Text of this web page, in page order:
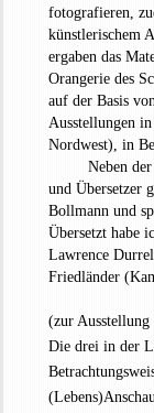
fotografieren,
künstlerischem
ergaben das
Orangerie des
auf der Basis
Ausstellungen
Nordwest), in
Neben der
und Übersetzer
Bollmann und
Übersetzt habe
Lawrence
Friedländer
(zur
Die drei in der